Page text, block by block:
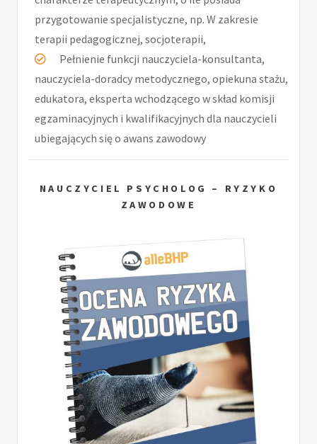
przygotowanie specjalistyczne, np. W zakresie
terapii pedagogicznej, socjoterapii,
Pełnienie funkcji nauczyciela-konsultanta,
nauczyciela-doradcy metodycznego, opiekuna stażu,
edukatora, eksperta wchodzącego w skład komisji
egzaminacyjnych i kwalifikacyjnych dla nauczycieli
ubiegających się o awans zawodowy
NAUCZYCIEL PSYCHOLOG – RYZYKO
ZAWODOWE